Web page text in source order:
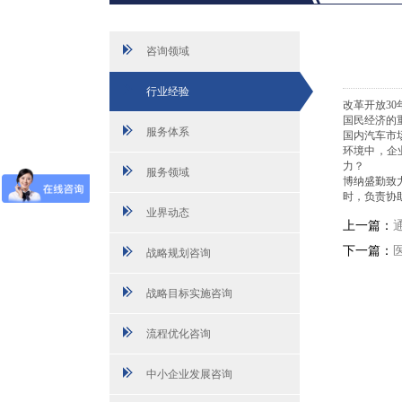
咨询领域
行业经验
服务体系
服务领域
业界动态
战略规划咨询
战略目标实施咨询
流程优化咨询
中小企业发展咨询
改革开放30
国民经济的
国内汽车市
环境中，企
力？
博纳盛勤致
时，负责协
上一篇：
下一篇：